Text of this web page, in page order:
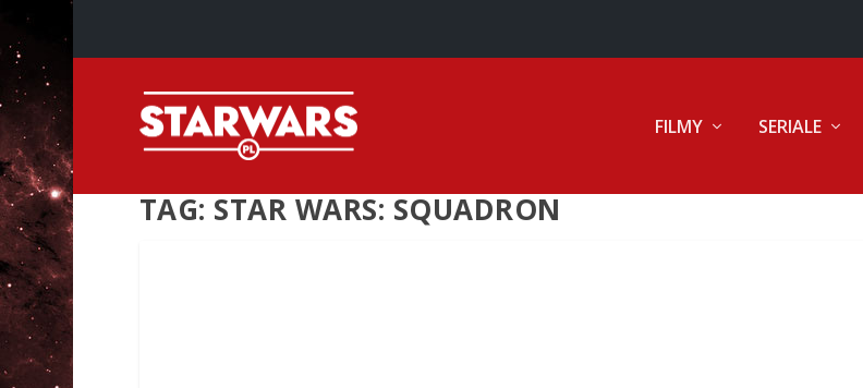
FILMY SERIALE
TAG: STAR WARS: SQUADRON